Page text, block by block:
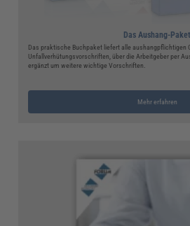
Das Aushang-Paket
Das praktische Buchpaket liefert alle aushangpflichtigen
Unfallverhütungsvorschriften, über die Arbeitgeber per
ergänzt um weitere wichtige Vorschriften.
Mehr erfahren